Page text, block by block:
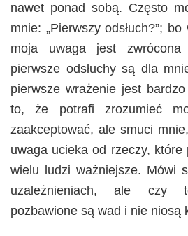
nawet ponad sobą. Często
mnie: „Pierwszy odsłuch?”;
moja uwaga jest
pierwsze odsłuchy są dla
pierwsze wrażenie jest
to, że potrafi zrozumieć
zaakceptować, ale smuci
uwaga ucieka od rzeczy,
wielu ludzi ważniejsze. Mówi
uzależnieniach, ale czy
pozbawione są wad i nie niosą